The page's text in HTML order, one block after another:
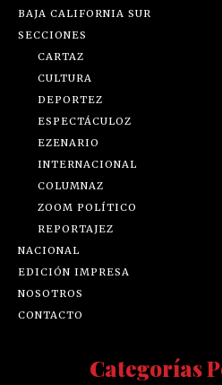
BAJA CALIFORNIA SUR
SECCIONES
CARTAZ
CULTURA
DEPORTEZ
ESPECTÁCULOZ
EZENARIO
INTERNACIONAL
COLUMNAZ
ZOOM POLÍTICO
REPORTAJEZ
NACIONAL
EDICIÓN IMPRESA
NOSOTROS
CONTACTO
Categorías